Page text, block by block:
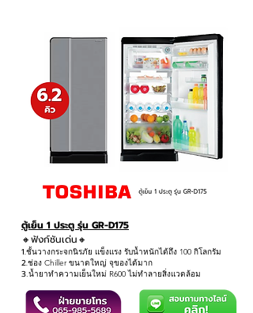
ตู้เย็น 1 ประตู รุ่น GR-D175
🔸ฟังก์ชันเด่น🔸
1.ชั้นวางกระจกนิรภัย แข็งแรง รับน้ำหนักได้ถึง 100 กิโลกรัม
2.ช่อง Chiller ขนาดใหญ่ จุของได้มาก
3.น้ำยาทำความเย็นใหม่ R600 ไม่ทำลายสิ่งแวดล้อม